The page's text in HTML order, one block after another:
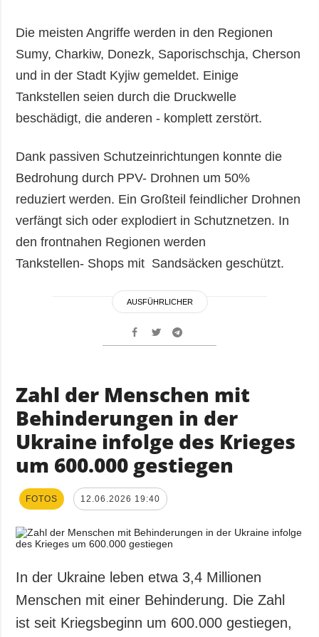
Die meisten Angriffe werden in den Regionen
Sumy, Charkiw, Donezk, Saporischschja, Cherson
und in der Stadt Kyjiw gemeldet. Einige
Tankstellen seien durch die Druckwelle
beschädigt, die anderen - komplett zerstört.
Dank passiven Schutzeinrichtungen konnte die
Bedrohung durch PPV- Drohnen um 50%
reduziert werden. Ein Großteil feindlicher Drohnen
verfängt sich oder explodiert in Schutznetzen. In
den frontnahen Regionen werden
Tankstellen- Shops mit Sandsäcken geschützt.
AUSFÜHRLICHER
Zahl der Menschen mit
Behinderungen in der
Ukraine infolge des Krieges
um 600.000 gestiegen
FOTOS 12.06.2026 19:40
In der Ukraine leben etwa 3,4 Millionen
Menschen mit einer Behinderung. Die Zahl
ist seit Kriegsbeginn um 600.000 gestiegen,